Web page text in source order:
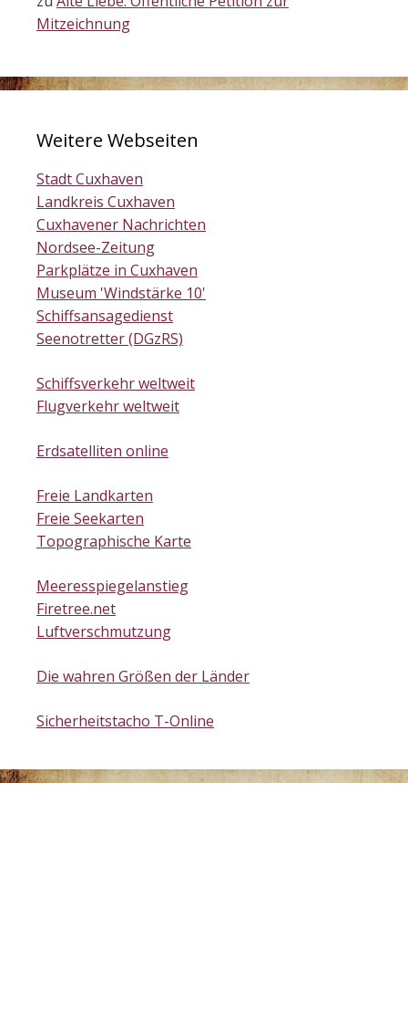
Mitzeichnung
Weitere Webseiten
Stadt Cuxhaven
Landkreis Cuxhaven
Cuxhavener Nachrichten
Nordsee-Zeitung
Parkplätze in Cuxhaven
Museum 'Windstärke 10'
Schiffsansagedienst
Seenotretter (DGzRS)
Schiffsverkehr weltweit
Flugverkehr weltweit
Erdsatelliten online
Freie Landkarten
Freie Seekarten
Topographische Karte
Meeresspiegelanstieg
Firetree.net
Luftverschmutzung
Die wahren Größen der Länder
Sicherheitstacho T-Online